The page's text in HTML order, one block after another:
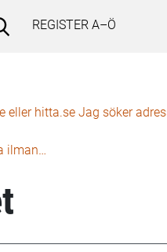
REGISTER A–Ö
hitta.se Jag söker
ilman…